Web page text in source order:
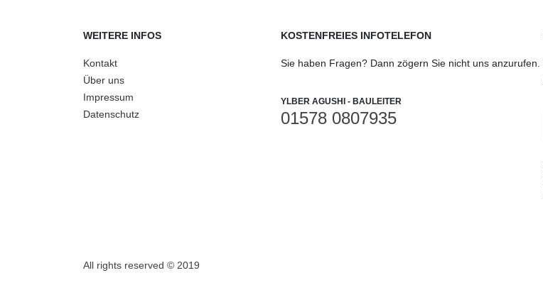
WEITERE INFOS
Kontakt
Über uns
Impressum
Datenschutz
KOSTENFREIES INFOTELEFON
Sie haben Fragen? Dann zögern Sie nicht uns anzurufen.
YLBER AGUSHI - BAULEITER
01578 0807935
All rights reserved © 2019